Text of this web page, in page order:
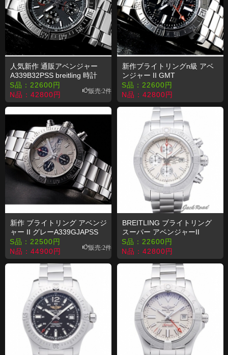
人気新作 通販アベンジャー
A339B32PSS breitling 時計
S品： 22600円
N品： 42800円
販売:2件
新作ブライトリングn級 アベ
ンジャー II GMT
A329B34PSS コピー 時計
S品： 22600円
N品： 42800円
新作 ブライトリング アベンジ
ャー II グレーA339GJAPSS
AVENGER II Silver Gray コピ
ー 時計
S品： 22500円
N品： 44900円
販売:2件
BREITLING ブライトリング
スーパー アベンジャーII
A331G79PSS コピー 時計
S品： 22600円
N品： 42800円